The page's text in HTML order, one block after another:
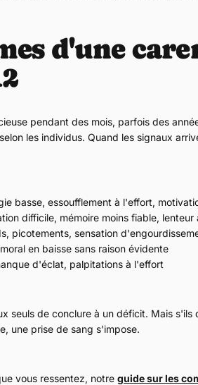
d'une
pendant des mois, parfois des
les individus. Quand les signaux
basse, essoufflement à l'effort,
difficile, mémoire moins fiable, lenteur
picotements, sensation
en baisse sans raison évidente
d'éclat, palpitations à l'effort
seuls de conclure à un déficit. Mais s'ils
une prise de sang s'impose.
vous ressentez, notre guide sur les